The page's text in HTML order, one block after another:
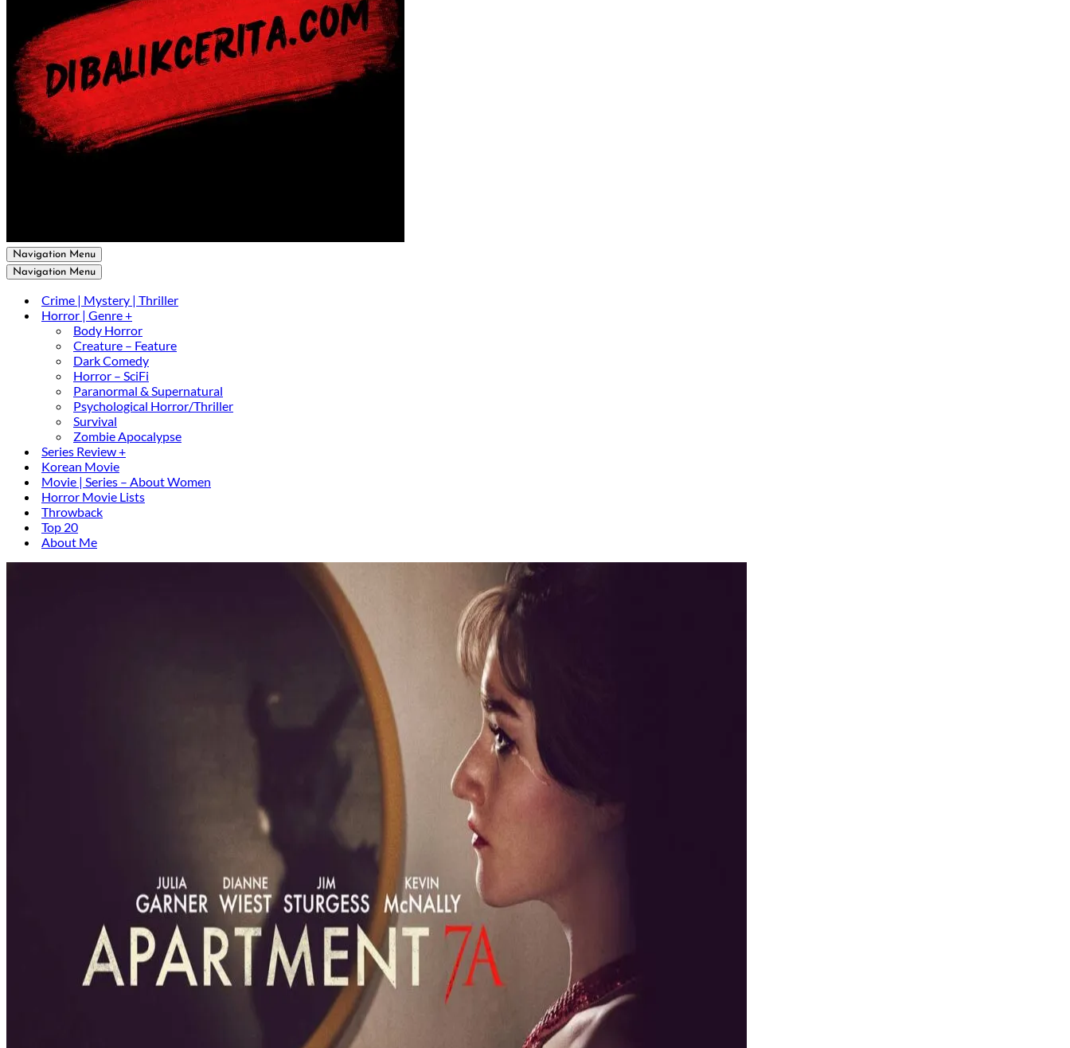
Navigation Menu
Navigation Menu
Crime | Mystery | Thriller
Horror | Genre +
Body Horror
Creature – Feature
Dark Comedy
Horror – SciFi
Paranormal & Supernatural
Psychological Horror/Thriller
Survival
Zombie Apocalypse
Series Review +
Korean Movie
Movie | Series – About Women
Horror Movie Lists
Throwback
Top 20
About Me